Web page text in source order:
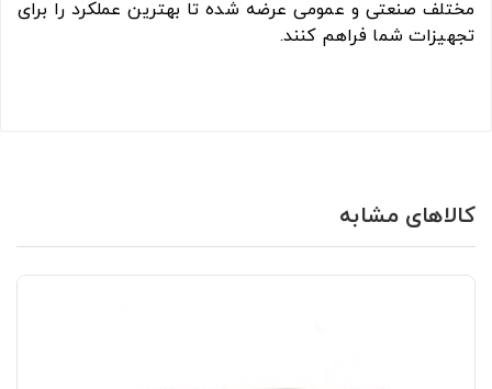
مختلف صنعتی و عمومی عرضه شده تا بهترین عملکرد را برای
تجهیزات شما فراهم کنند.
کالاهای مشابه